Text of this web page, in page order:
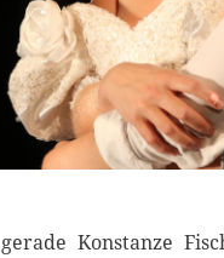
Konstanze